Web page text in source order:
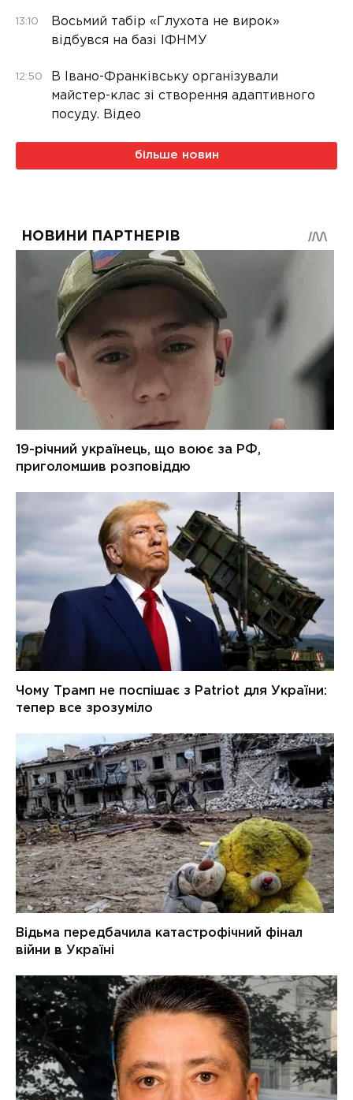
13:10
Восьмий табір «Глухота не вирок»
відбувся на базі ІФНМУ
12:50
В Івано-Франківську організували
майстер-клас зі створення адаптивного
посуду. Відео
більше новин